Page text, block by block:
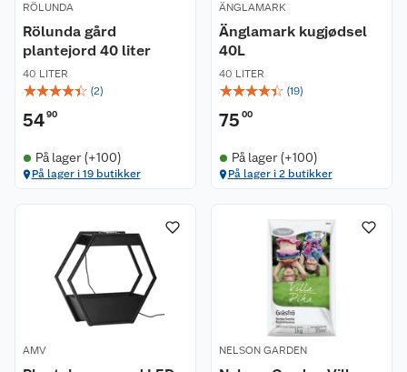
RÖLUNDA
Rölunda gård
plantejord 40 liter
40 LITER
☆☆☆☆☆ (2)
5490
På lager (+100)
På lager i 19 butikker
ÄNGLAMARK
Änglamark kugjødsel
40L
40 LITER
☆☆☆☆☆ (19)
75 00
På lager (+100)
På lager i 2 butikker
AMV NELSON GARDEN